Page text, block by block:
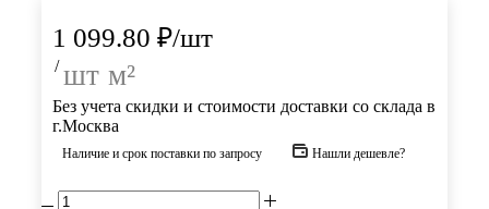
1 099.80 ₽/шт
/ шт м²
Без учета скидки и стоимости доставки со склада в
г.Москва
Наличие и срок поставки по запросу Нашли дешевле?